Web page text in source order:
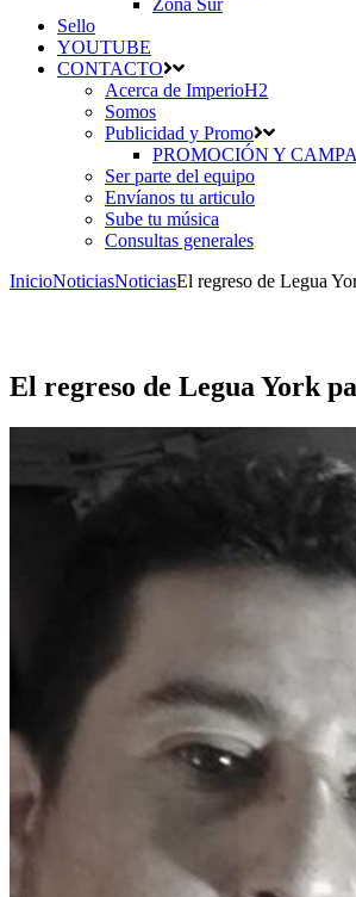
Sello
YOUTUBE
CONTACTO
Acerca de ImperioH2
Somos
Publicidad y Promo
PROMOCIÓN Y
Ser parte del equipo
Envíanos tu articulo
Sube tu música
Consultas generales
InicioNoticiasNoticiasEl regreso de Legua
El regreso de Legua York